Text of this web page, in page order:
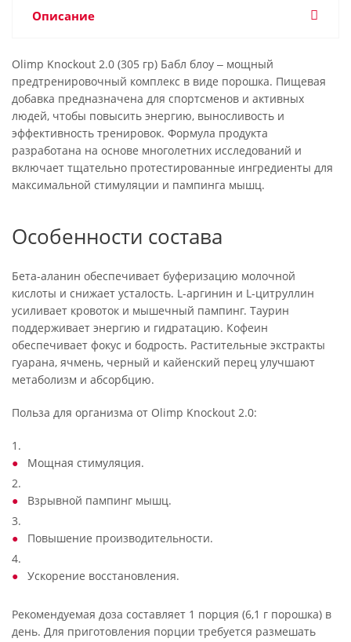
Описание
Olimp Knockout 2.0 (305 гр) Бабл блоу ‒ мощный
предтренировочный комплекс в виде порошка. Пищевая
добавка предназначена для спортсменов и активных
людей, чтобы повысить энергию, выносливость и
эффективность тренировок. Формула продукта
разработана на основе многолетних исследований и
включает тщательно протестированные ингредиенты для
максимальной стимуляции и пампинга мышц.
Особенности состава
Бета-аланин обеспечивает буферизацию молочной
кислоты и снижает усталость. L-аргинин и L-цитруллин
усиливает кровоток и мышечный пампинг. Таурин
поддерживает энергию и гидратацию. Кофеин
обеспечивает фокус и бодрость. Растительные экстракты
гуарана, ячмень, черный и кайенский перец улучшают
метаболизм и абсорбцию.
Польза для организма от Olimp Knockout 2.0:
1.
Мощная стимуляция.
2.
Взрывной пампинг мышц.
3.
Повышение производительности.
4.
Ускорение восстановления.
Рекомендуемая доза составляет 1 порция (6,1 г порошка) в
день. Для приготовления порции требуется размешать